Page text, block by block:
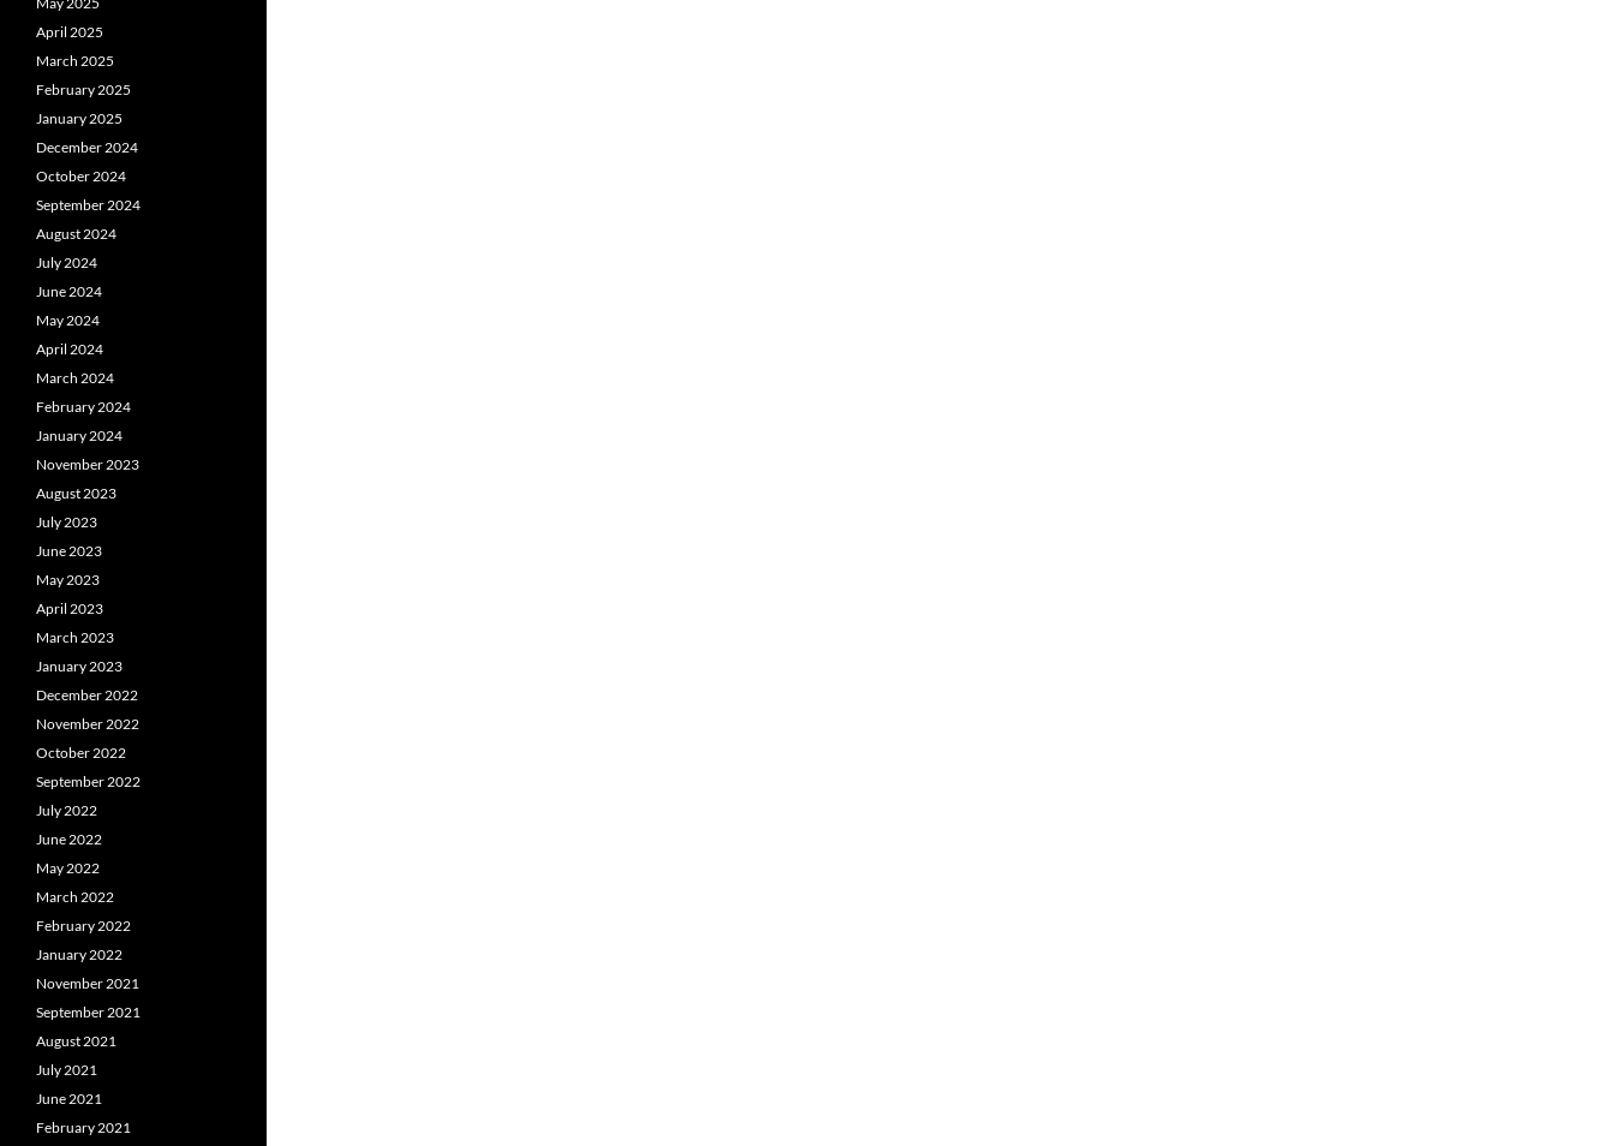
April 2025
March 2025
February 2025
January 2025
December 2024
October 2024
September 2024
August 2024
July 2024
June 2024
May 2024
April 2024
March 2024
February 2024
January 2024
November 2023
August 2023
July 2023
June 2023
May 2023
April 2023
March 2023
January 2023
December 2022
November 2022
October 2022
September 2022
July 2022
June 2022
May 2022
March 2022
February 2022
January 2022
November 2021
September 2021
August 2021
July 2021
June 2021
February 2021